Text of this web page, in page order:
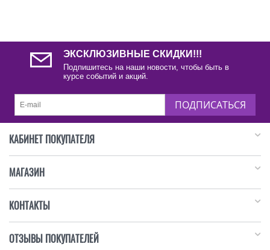
ЭКСКЛЮЗИВНЫЕ СКИДКИ!!!
Подпишитесь на наши новости, чтобы быть в
курсе событий и акций.
ПОДПИСАТЬСЯ
КАБИНЕТ ПОКУПАТЕЛЯ
МАГАЗИН
КОНТАКТЫ
ОТЗЫВЫ ПОКУПАТЕЛЕЙ